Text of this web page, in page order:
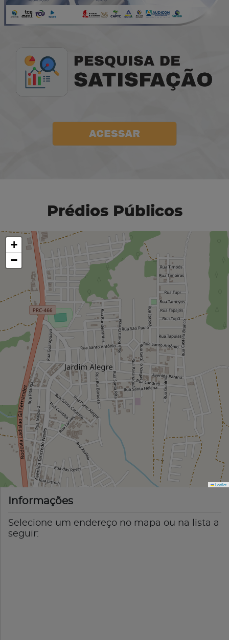
Prédios Públicos
+
−
Leaflet
Informações
Selecione um endereço no mapa ou na lista a
seguir: